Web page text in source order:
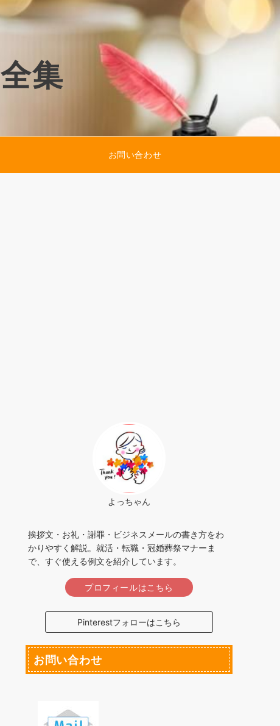
集
お問い合わせ
よっちゃん
挨拶文・お礼・謝罪・ビジネスメールの書き方をわ
かりやすく解説。就活・転職・冠婚葬祭マナーま
で、すぐ使える例文を紹介しています。
プロフィールはこちら
Pinterestフォローはこちら
お問い合わせ